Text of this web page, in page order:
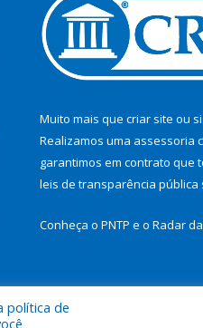
Muito mais que criar site ou
Realizamos uma assessoria
garantimos em contrato que
leis de transparência pública
Conheça o PNTP e o Radar
do Site
política de